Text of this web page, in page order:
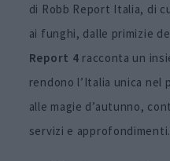
di Robb Report Italia, di
ai funghi, dalle primizie
Report 4 racconta un
rendono l’Italia unica nel
alle magie d’autunno,
servizi e approfondimenti.